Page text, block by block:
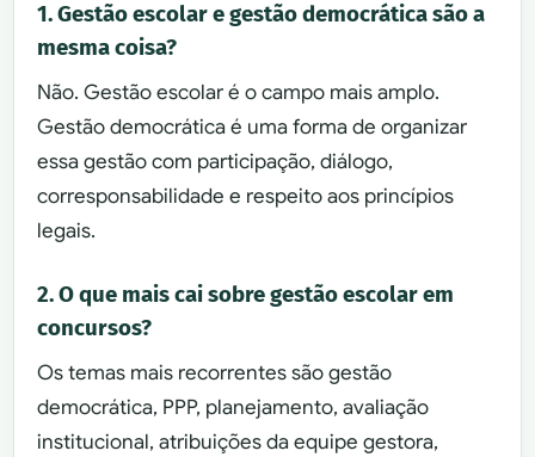
1. Gestão escolar e gestão democrática são a
mesma coisa?
Não. Gestão escolar é o campo mais amplo.
Gestão democrática é uma forma de organizar
essa gestão com participação, diálogo,
corresponsabilidade e respeito aos princípios
legais.
2. O que mais cai sobre gestão escolar em
concursos?
Os temas mais recorrentes são gestão
democrática, PPP, planejamento, avaliação
institucional, atribuições da equipe gestora,